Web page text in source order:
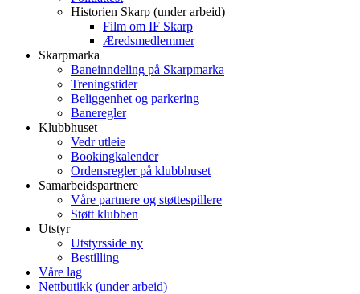
Historien Skarp (under arbeid)
Film om IF Skarp
Æredsmedlemmer
Skarpmarka
Baneinndeling på Skarpmarka
Treningstider
Beliggenhet og parkering
Baneregler
Klubbhuset
Vedr utleie
Bookingkalender
Ordensregler på klubbhuset
Samarbeidspartnere
Våre partnere og støttespillere
Støtt klubben
Utstyr
Utstyrsside ny
Bestilling
Våre lag
Nettbutikk (under arbeid)